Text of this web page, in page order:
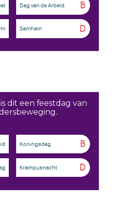
B
Dag van de Arbeid
D
Samhain
dit een feestdag van
B
Koningsdag
D
Krampusnacht